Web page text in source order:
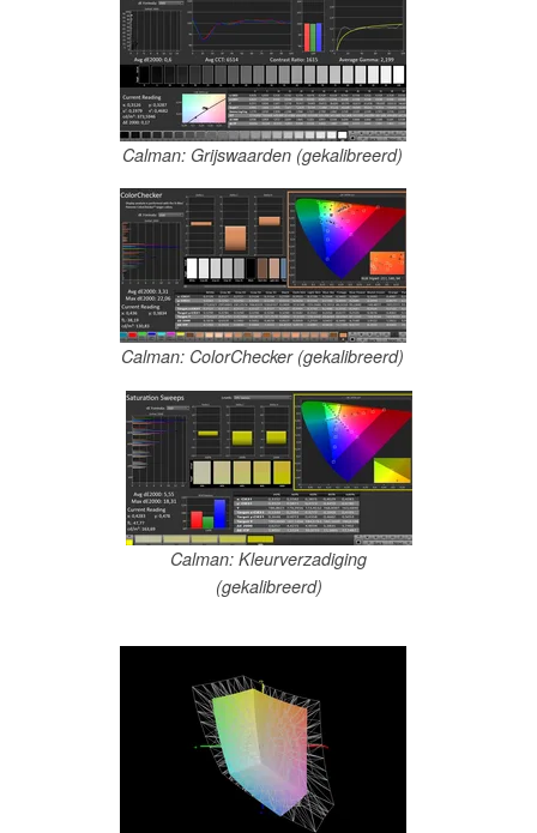
Calman: Grijswaarden (gekalibreerd)
Calman: ColorChecker (gekalibreerd)
Calman: Kleurverzadiging
(gekalibreerd)